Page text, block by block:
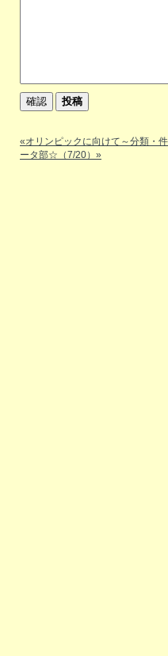
«オリンピックに向けて～分類・
ータ部☆（7/20）»